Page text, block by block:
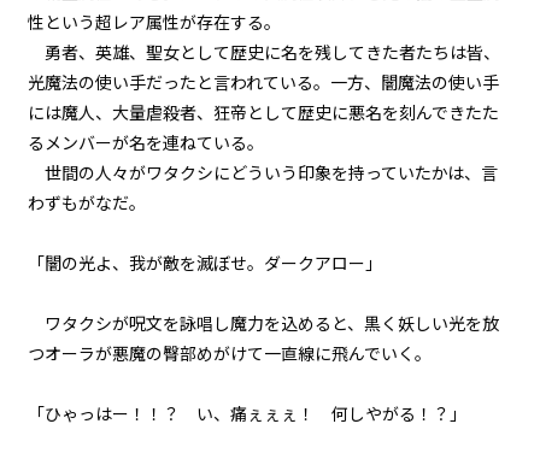
小休止：悪役令嬢、地獄でグルメ
紀行。《カレー編》
episode11
悪役令嬢、ムチ打ち地獄で専属メ
イドと再会する。
悪役令嬢、専属メイドを救出す
る。
episode14
性という超レア属性が存在する。
勇者、英雄、聖女として歴史に名を残してきた者たちは皆、
光魔法の使い手だったと言われている。一方、闇魔法の使い手
には魔人、大量虐殺者、狂帝として歴史に悪名を刻んできたた
るメンバーが名を連ねている。
世間の人々がワタクシにどういう印象を持っていたかは、言
わずもがなだ。
「闇の光よ、我が敵を滅ぼせ。ダークアロー」
ワタクシが呪文を詠唱し魔力を込めると、黒く妖しい光を放
つオーラが悪魔の臀部めがけて一直線に飛んでいく。
「ひゃっはー！！？ い、痛ぇぇぇ！ 何しやがる！？」